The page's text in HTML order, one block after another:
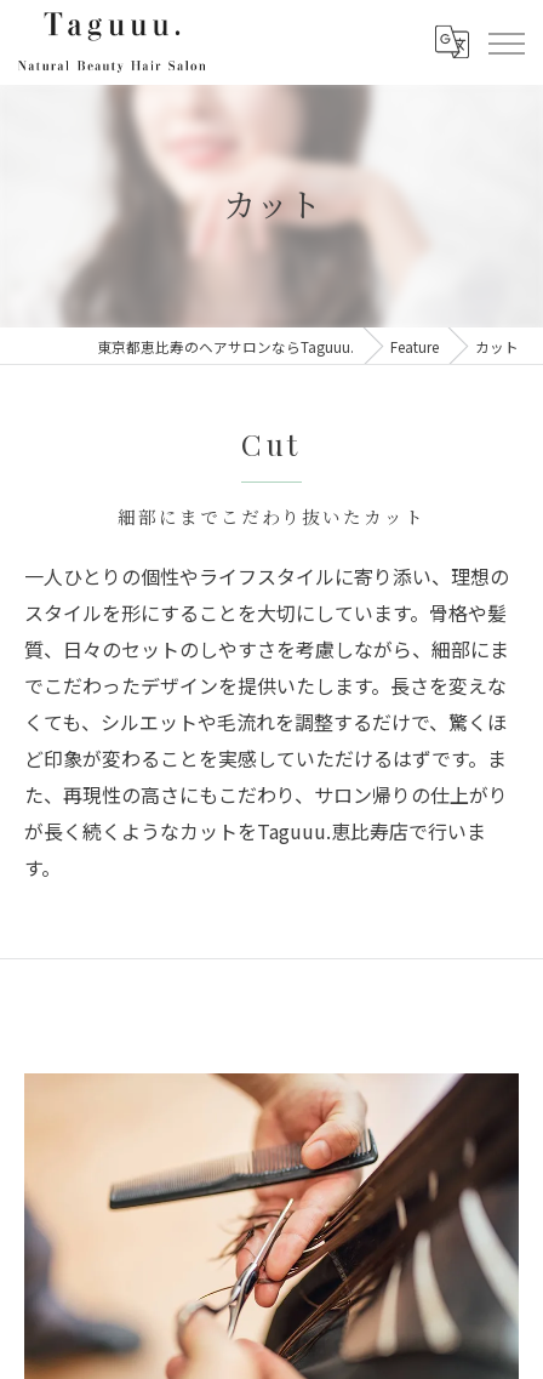
カット
東京都恵比寿のヘアサロンならTaguuu. Feature カット
細部にまでこだわり抜いたカット
Cut
一人ひとりの個性やライフスタイルに寄り添い、理想の
スタイルを形にすることを大切にしています。骨格や髪
質、日々のセットのしやすさを考慮しながら、細部にま
でこだわったデザインを提供いたします。長さを変えな
くても、シルエットや毛流れを調整するだけで、驚くほ
ど印象が変わることを実感していただけるはずです。ま
た、再現性の高さにもこだわり、サロン帰りの仕上がり
が長く続くようなカットをTaguuu.恵比寿店で行いま
す。